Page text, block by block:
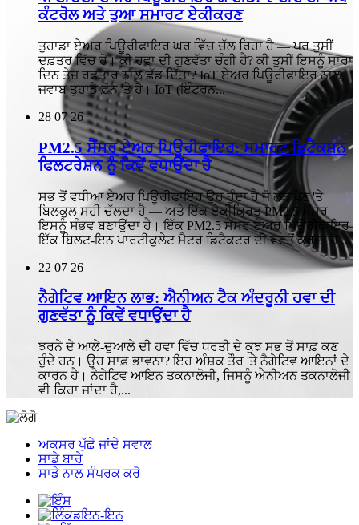
ਕੰਟਰੋਲ ਅਤੇ ਤੁਆ ਸਮਾਰਟ ਏਕੀਕਰਣ
ਤੁਹਾਡਾ ਏਅਰ ਪਿਊਰੀਫਾਇਰ ਘਰ ਵਿੱਚ ਚੱਲ ਰਿਹਾ ਹੈ — ਪਰ ਤੁਸੀਂ
ਦਫ਼ਤਰ ਵਿੱਚ ਹੋ। ਕੀ ਹਵਾ ਦੀ ਗੁਣਵੱਤਾ ਚੰਗੀ ਹੈ? ਕੀ ਤੁਸੀਂ ਇਸਨੂੰ ਸਾਰਾ
ਦਿਨ ਤੇਜ਼ ਰਫ਼ਤਾਰ ਨਾਲ ਛੱਡ ਦਿੱਤਾ? IoT ਏਅਰ ਪਿਊਰੀਫਾਇਰ ਨਾਲ,
ਜਵਾਬ ਤੁਹਾਡੇ ਫ਼ੋਨ 'ਤੇ ਹੈ। IoT (ਇੰਟਰਨ...
28 07 26
PM2.5 ਸੈਂਸਰ ਏਅਰ ਪਿਊਰੀਫਾਇਰ: ਸਮਾਰਟ ਡਿਟੈਕਸ਼ਨ
ਫਿਲਟਰੇਸ਼ਨ ਨੂੰ ਕਿਵੇਂ ਵਧਾਉਂਦਾ ਹੈ
ਸਭ ਤੋਂ ਵਧੀਆ ਏਅਰ ਪਿਊਰੀਫਾਇਰ ਉਹ ਹੁੰਦਾ ਹੈ ਜੋ ਲੋੜ ਪੈਣ 'ਤੇ
ਬਿਲਕੁਲ ਸਹੀ ਚੱਲਦਾ ਹੈ — ਅਤੇ ਇੱਕ ਏਕੀਕ੍ਰਿਤ PM2.5 ਸੈਂਸਰ
ਇਸਨੂੰ ਸੰਭਵ ਬਣਾਉਂਦਾ ਹੈ। ਇੱਕ PM2.5 ਸੈਂਸਰ ਏਅਰ ਪਿਊਰੀਫਾਇਰ
ਇੱਕ ਬਿਲਟ-ਇਨ ਪਾਰਟੀਕੁਲੇਟ ਮੈਟਰ ਡਿਟੈਕਟਰ ਦੀ ਵਰਤੋਂ ਕਰਦਾ ਹੈ ...
22 07 26
ਨੈਗੇਟਿਵ ਆਇਨ ਲਾਭ: ਐਨੀਅਨ ਟੈਕ ਅੰਦਰੂਨੀ ਹਵਾ ਦੀ
ਗੁਣਵੱਤਾ ਨੂੰ ਕਿਵੇਂ ਵਧਾਉਂਦਾ ਹੈ
ਝਰਨੇ ਦੇ ਆਲੇ-ਦੁਆਲੇ ਦੀ ਹਵਾ ਵਿੱਚ ਧਰਤੀ ਦੇ ਕੁਝ ਸਭ ਤੋਂ ਸਾਫ਼ ਕਣ
ਹੁੰਦੇ ਹਨ। ਉਹ ਸਾਫ਼ ਭਾਵਨਾ? ਇਹ ਅੰਸ਼ਕ ਤੌਰ 'ਤੇ ਨੈਗੇਟਿਵ ਆਇਨਾਂ ਦੇ
ਕਾਰਨ ਹੈ। ਨੈਗੇਟਿਵ ਆਇਨ ਤਕਨਾਲੋਜੀ, ਜਿਸਨੂੰ ਐਨੀਅਨ ਤਕਨਾਲੋਜੀ
ਵੀ ਕਿਹਾ ਜਾਂਦਾ ਹੈ,...
ਅਕਸਰ ਪੁੱਛੇ ਜਾਂਦੇ ਸਵਾਲ
ਸਾਡੇ ਬਾਰੇ
ਸਾਡੇ ਨਾਲ ਸੰਪਰਕ ਕਰੋ